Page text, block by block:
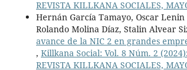
REVISTA KILLKANA SOCIALES,
Hernán García Tamayo, Oscar Lenin
Rolando Molina Díaz, Stalin Alvear
avance de la NIC 2 en grandes
, Killkana Social: Vol. 8 Núm. 2
REVISTA KILLKANA SOCIALES,